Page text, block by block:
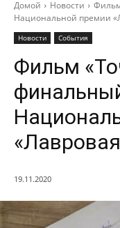
Домой Новости
Национальной премии
Новости События
Фильм
19.11.2020